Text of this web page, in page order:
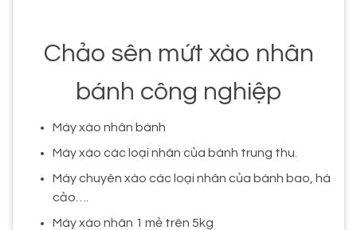
Chảo sên mứt xào nhân
bánh công nghiệp
Máy xào nhân bánh
Máy xào các loại nhân của bánh trung thu.
Máy chuyên xào các loại nhân của bánh bao, há
cảo….
Máy xào nhân 1 mẻ trên 5kg